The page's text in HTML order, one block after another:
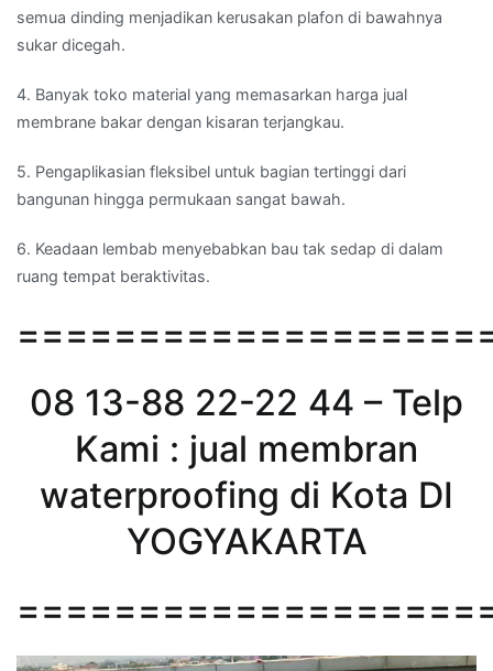
semua dinding menjadikan kerusakan plafon di bawahnya
sukar dicegah.
4. Banyak toko material yang memasarkan harga jual
membrane bakar dengan kisaran terjangkau.
5. Pengaplikasian fleksibel untuk bagian tertinggi dari
bangunan hingga permukaan sangat bawah.
6. Keadaan lembab menyebabkan bau tak sedap di dalam
ruang tempat beraktivitas.
08 13-88 22-22 44 – Telp
Kami : jual membran
waterproofing di Kota DI
YOGYAKARTA